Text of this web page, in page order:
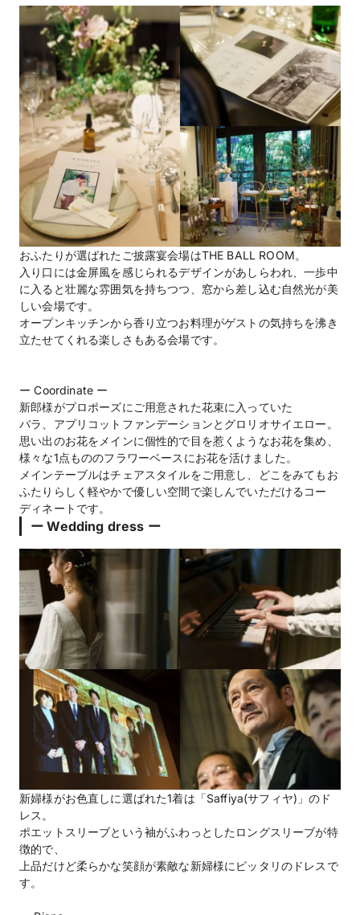
おふたりが選ばれたご披露宴会場はTHE BALL ROOM。
入り口には金屏風を感じられるデザインがあしらわれ、一歩中
に入ると壮麗な雰囲気を持ちつつ、窓から差し込む自然光が美
しい会場です。
オープンキッチンから香り立つお料理がゲストの気持ちを沸き
立たせてくれる楽しさもある会場です。
ー Coordinate ー
新郎様がプロポーズにご用意された花束に入っていた
バラ、アプリコットファンデーションとグロリオサイエロー。
思い出のお花をメインに個性的で目を惹くようなお花を集め、
様々な1点もののフラワーベースにお花を活けました。
メインテーブルはチェアスタイルをご用意し、どこをみてもお
ふたりらしく軽やかで優しい空間で楽しんでいただけるコー
ディネートです。
ー Wedding dress ー
新婦様がお色直しに選ばれた1着は「Saffiya(サフィヤ)」のド
レス。
ポエットスリーブという袖がふわっとしたロングスリーブが特
徴的で、
上品だけど柔らかな笑顔が素敵な新婦様にピッタリのドレスで
す。